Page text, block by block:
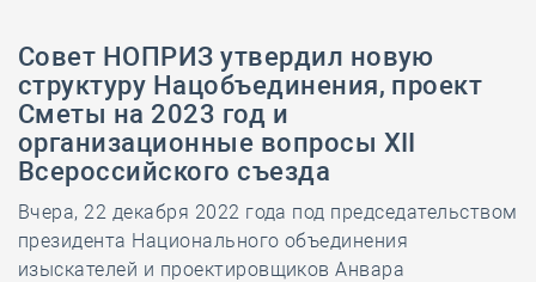
Совет НОПРИЗ утвердил новую
структуру Нацобъединения, проект
Сметы на 2023 год и
организационные вопросы XII
Всероссийского съезда
Вчера, 22 декабря 2022 года под председательством
президента Национального объединения
изыскателей и проектировщиков Анвара